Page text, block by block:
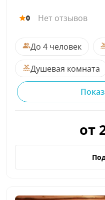
0 Нет отзывов
До 4 человек
Душевая комната
от